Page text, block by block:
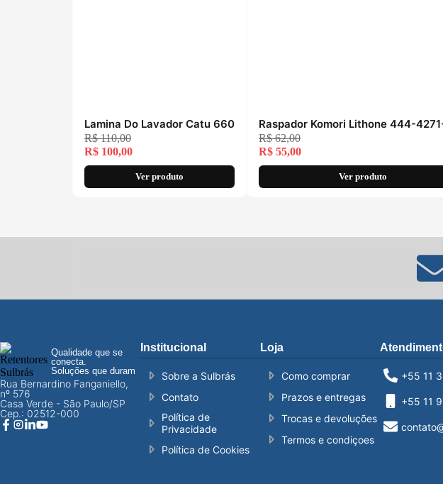
Lamina Do Lavador Catu 660
R$110,00
R$ 100,00
Ver produto
Raspador Komori Lithone 444-
R$62,00
R$ 55,00
Ver produto
Qualidade que se
conecta.
Soluções que duram
Rua Bernardino Fanganiello,
nº 576
Casa Verde - São Paulo/SP
Cep.: 02512-000
Institucional
Sobre a Sulbrás
Contato
Política de
Privacidade
Política de Cookies
Loja
Como comprar
Prazos e entregas
Trocas e devoluções
Termos e condiçoes
+55 11
+55 11